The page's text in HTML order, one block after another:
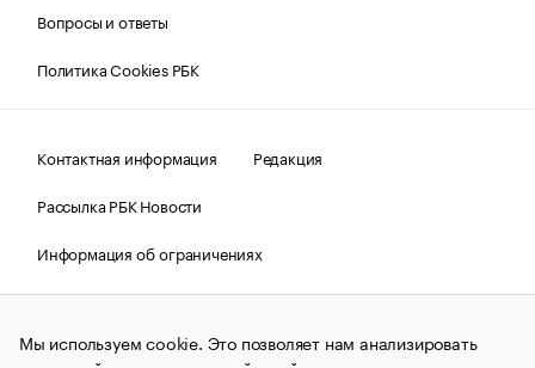
Вопросы и ответы
Политика Cookies РБК
Контактная информация
Редакция
Рассылка РБК Новости
Информация об ограничениях
Правовая информация
О соблюдении авторских прав
© АО «РОСБИЗНЕСКОНСАЛТИНГ»,1995–2026.Сообщения
Мы используем cookie. Это позволяет нам анализировать